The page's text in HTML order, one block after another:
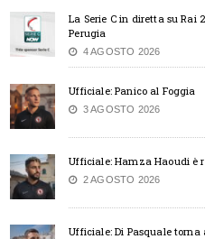
La Serie C in diretta su Rai
Perugia
4 AGOSTO 2026
Ufficiale: Panico al Foggia
3 AGOSTO 2026
Ufficiale: Hamza Haoudi è
2 AGOSTO 2026
Ufficiale: Di Pasquale torna